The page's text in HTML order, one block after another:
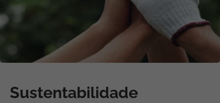
Sustentabilidade